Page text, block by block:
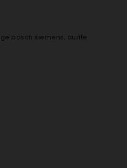
bosch siemens, durite